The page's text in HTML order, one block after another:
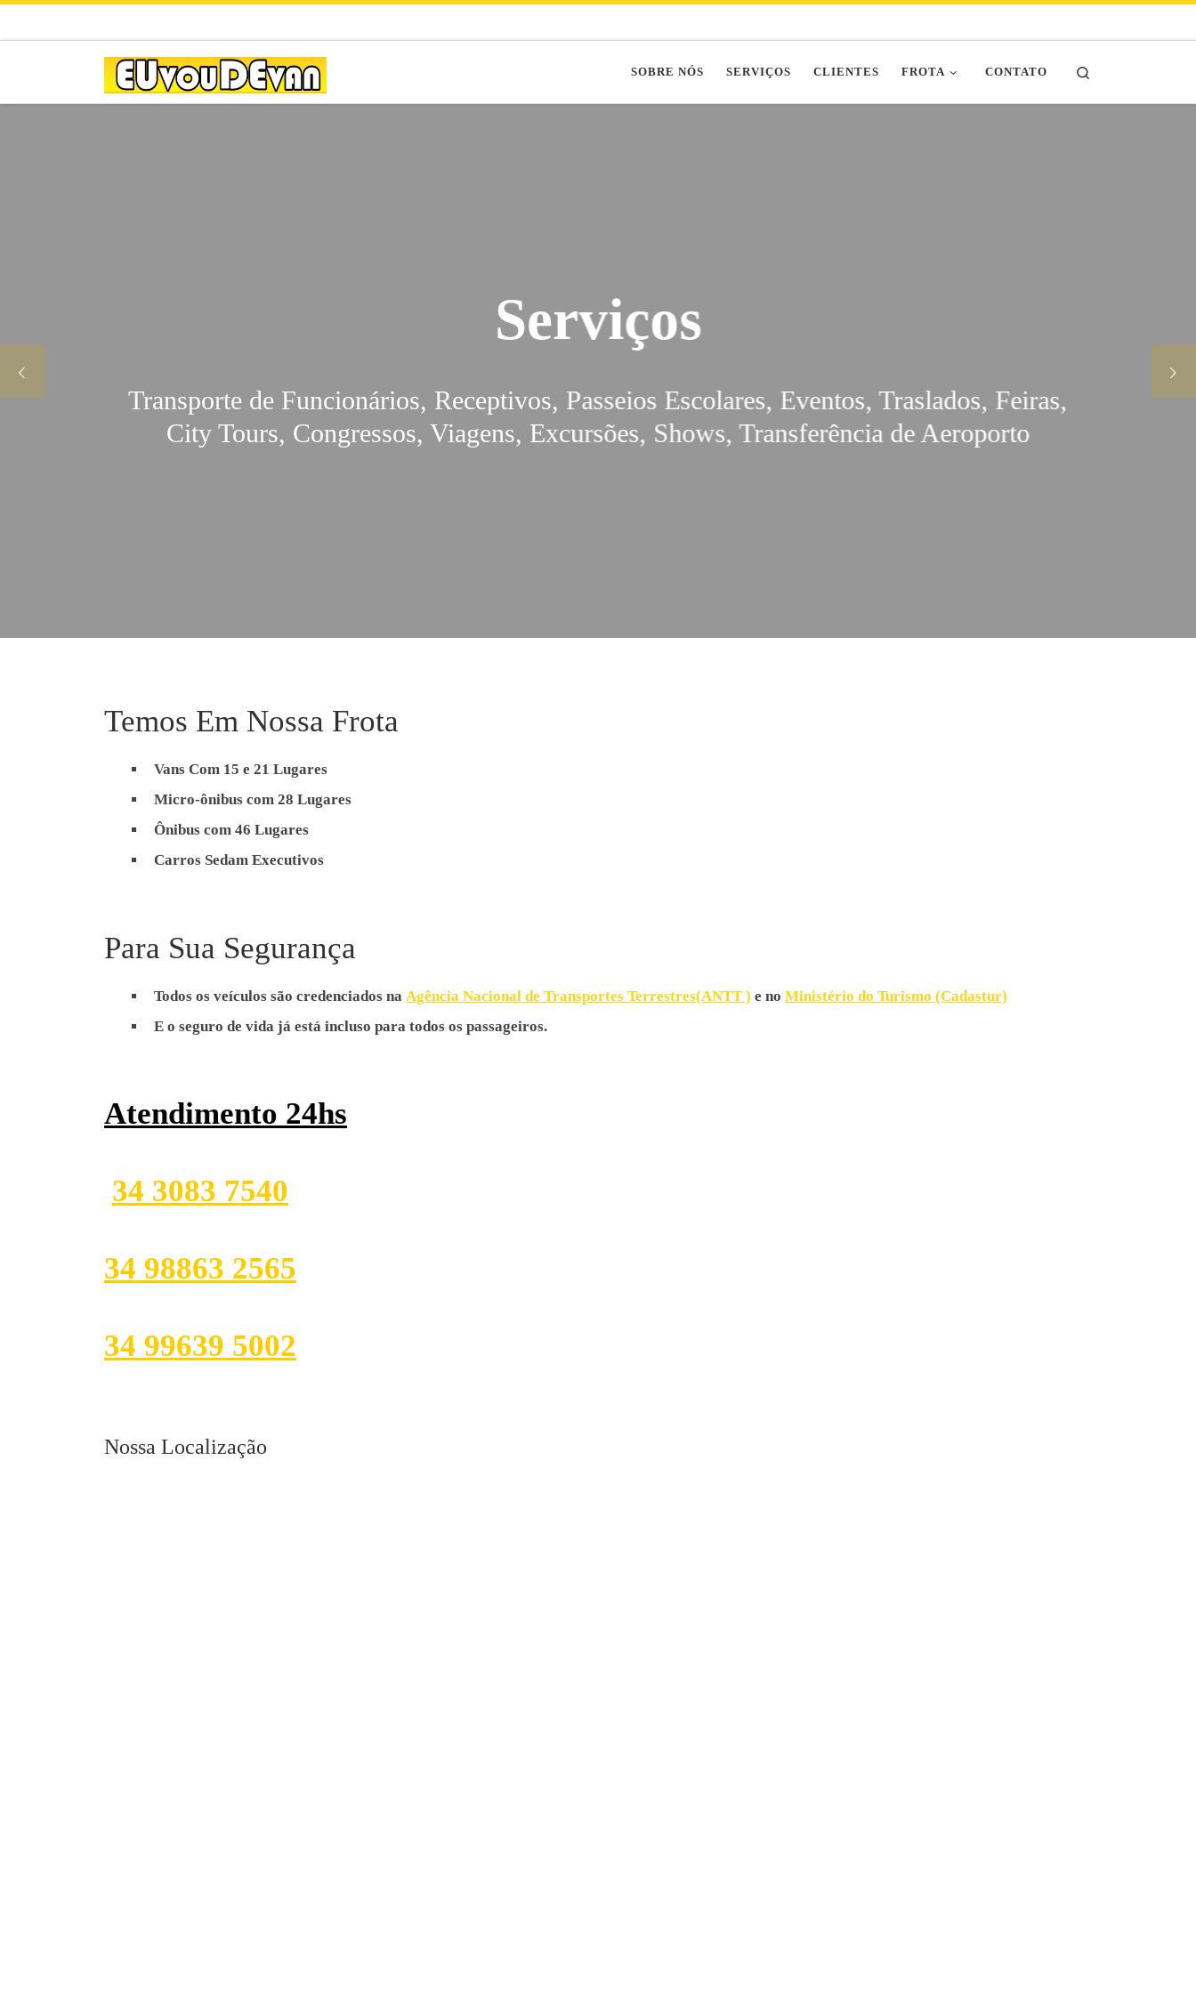
SOBRE NÓS SERVIÇOS CLIENTES FROTA CONTATO
Serviços
Transporte de Funcionários, Receptivos, Passeios Escolares, Eventos, Traslados, Feiras,
City Tours, Congressos, Viagens, Excursões, Shows, Transferência de Aeroporto
Transporte de Funcionários, Receptivos, Passeios Escolares, Eventos, Traslados, Feiras,
City Tours, Congressos, Viagens, Excursões, Shows, Transferência de Aeroporto
Temos Em Nossa Frota
Vans Com 15 e 21 Lugares
Micro-ônibus com 28 Lugares
Ônibus com 46 Lugares
Carros Sedam Executivos
Para Sua Segurança
Todos os veículos são credenciados na Agência Nacional de Transportes Terrestres(ANTT ) e no Ministério do Turismo (Cadastur)
E o seguro de vida já está incluso para todos os passageiros.
Atendimento 24hs
34 3083 7540
34 98863 2565
34 99639 5002
Nossa Localização